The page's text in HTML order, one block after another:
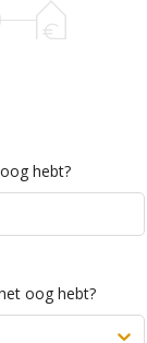
hebt?
oog hebt?